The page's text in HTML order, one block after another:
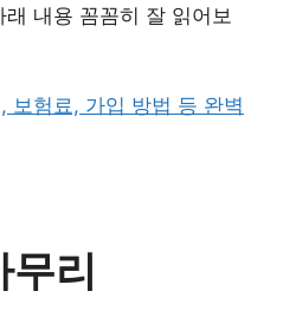
내용 꼼꼼히 잘 읽어보
보험료, 가입 방법 등 완벽
무리